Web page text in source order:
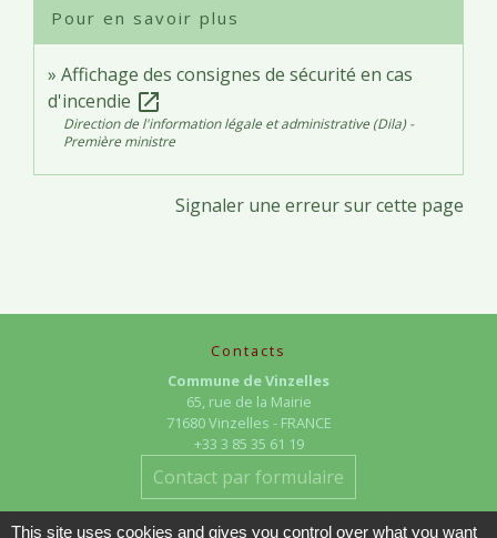
Pour en savoir plus
Affichage des consignes de sécurité en cas
d'incendie open_in_new
Direction de l'information légale et administrative (Dila) -
Première ministre
Signaler une erreur sur cette page
Contacts
Commune de Vinzelles
65, rue de la Mairie
71680 Vinzelles - FRANCE
+33 3 85 35 61 19
Contact par formulaire
This site uses cookies and gives you control over what you want